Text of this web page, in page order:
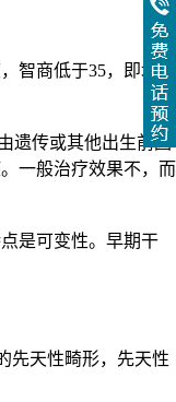
商低于35，即均值
遗传或其他出生前因
一般治疗效果不，而
是可变性。早期干
天性畸形，先天性